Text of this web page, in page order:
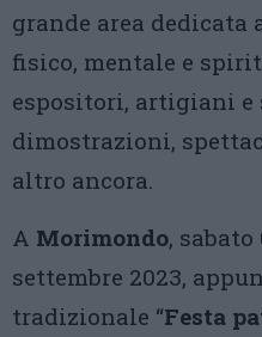
grande area dedicata
fisico, mentale e
espositori, artigiani e
dimostrazioni,
altro ancora.
A Morimondo, sabato
settembre 2023,
tradizionale “Festa